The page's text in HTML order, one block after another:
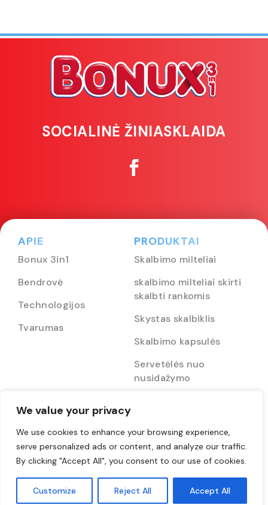
We value your privacy
We use cookies to enhance your browsing experience,
serve personalized ads or content, and analyze our traffic.
By clicking "Accept All", you consent to our use of cookies.
Customize Reject All Accept All
SOCIALINĖ ŽINIASKLAIDA
APIE
Bonux 3in1
Bendrovė
Technologijos
Tvarumas
PRODUKTAI
Skalbimo milteliai
skalbimo milteliai skirti
skalbti rankomis
Skystas skalbiklis
Skalbimo kapsulės
Servetėlės nuo
nusidažymo
Bonux Smart
Šypsenų šalis
Bonux Fun
Taisyklės ir sąlygos
Konfidencialumo
politika
Slapukų politika